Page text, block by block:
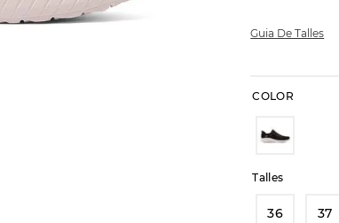
Guia De Talles
COLOR
Talles
36 37